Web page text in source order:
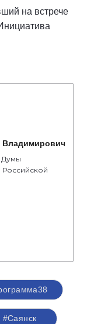
на встрече
Владимирович
Думы
#Саянск